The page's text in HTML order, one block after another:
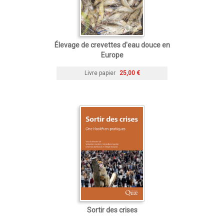
Élevage de crevettes d'eau douce en
Europe
Livre papier 25,00 €
Sortir des crises